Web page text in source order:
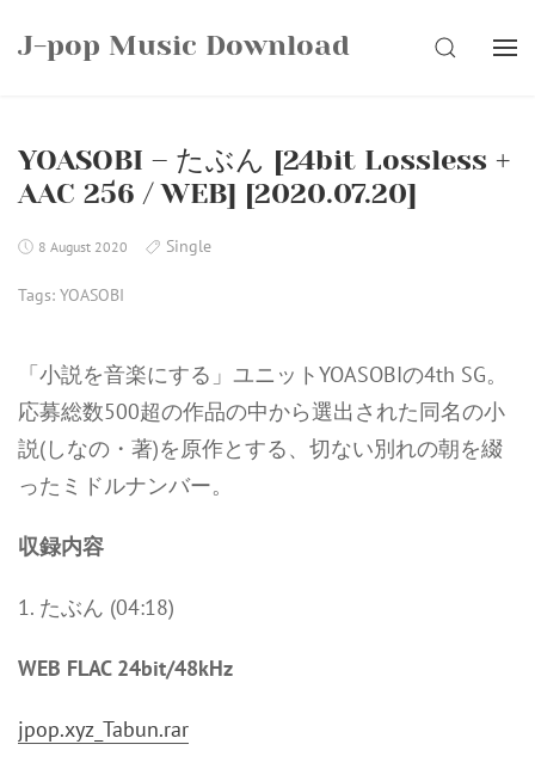
J-pop Music Download SEARCH
YOASOBI – たぶん [24bit Lossless +
AAC 256 / WEB] [2020.07.20]
8 August 2020 Single
Tags: YOASOBI
「小説を音楽にする」ユニットYOASOBIの4th SG。
応募総数500超の作品の中から選出された同名の小
説(しなの・著)を原作とする、切ない別れの朝を綴
ったミドルナンバー。
収録内容
1. たぶん (04:18)
WEB FLAC 24bit/48kHz
jpop.xyz_Tabun.rar